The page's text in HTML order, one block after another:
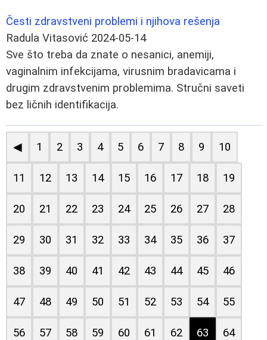
Česti zdravstveni problemi i njihova rešenja
Radula Vitasović 2024-05-14
Sve što treba da znate o nesanici, anemiji,
vaginalnim infekcijama, virusnim bradavicama i
drugim zdravstvenim problemima. Stručni saveti
bez ličnih identifikacija.
◀ 1 2 3 4 5 6 7 8 9 10
11 12 13 14 15 16 17 18 19
20 21 22 23 24 25 26 27 28
29 30 31 32 33 34 35 36 37
38 39 40 41 42 43 44 45 46
47 48 49 50 51 52 53 54 55
56 57 58 59 60 61 62 63 64